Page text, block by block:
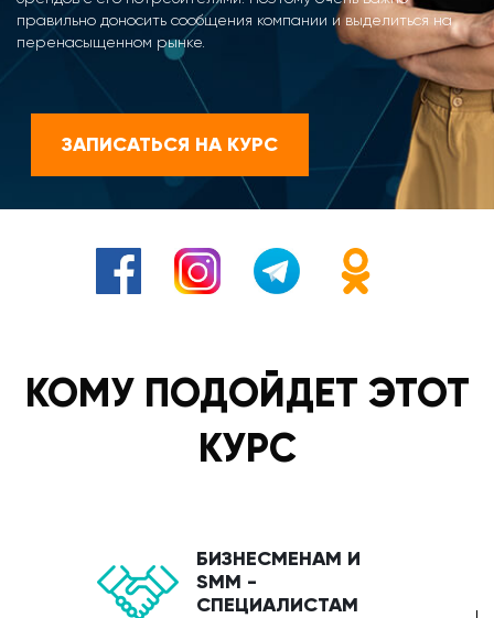
правильно доносить сообщения компании и выделиться на
перенасыщенном рынке.
ЗАПИСАТЬСЯ НА КУРС
КОМУ ПОДОЙДЕТ ЭТОТ
КУРС
БИЗНЕСМЕНАМ И
SMM -
СПЕЦИАЛИСТАМ